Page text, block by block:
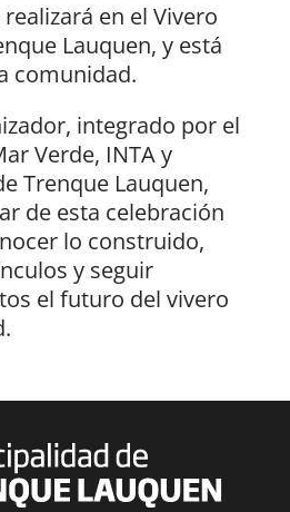
en el Vivero
Lauquen, y está
comunidad.
integrado por el
Verde, INTA y
Trenque Lauquen,
de esta celebración
lo construido,
y seguir
el futuro del vivero